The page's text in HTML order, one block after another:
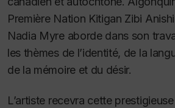
Première Nation Kitigan Zibi
Nadia Myre aborde dans son
les thèmes de l’identité, de la
de la mémoire et du désir.
L’artiste recevra cette